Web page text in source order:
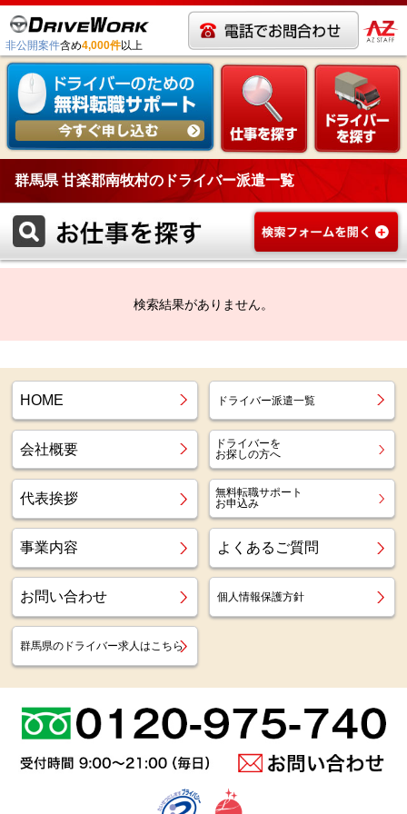
非公開案件含め4,000件以上
群馬県 甘楽郡南牧村のドライバー派遣一覧
検索結果がありません。
HOME ドライバー派遣一覧
会社概要
ドライバーを
お探しの方へ
代表挨拶
無料転職サポート
お申込み
事業内容 よくあるご質問
お問い合わせ 個人情報保護方針
群馬県のドライバー求人はこちら